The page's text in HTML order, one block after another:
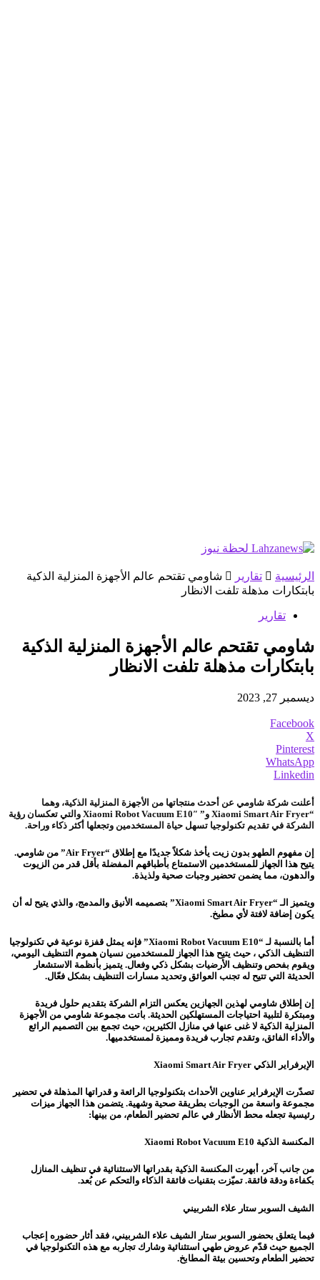
الرئيسية تقارير
شاومي تقتحم عالم الأجهزة المنزلية الذكية
بابتكارات مذهلة تلفت الانظار
تقارير
شاومي تقتحم عالم الأجهزة المنزلية الذكية
بابتكارات مذهلة تلفت الانظار
ديسمبر 27, 2023
Facebook
X
Pinterest
WhatsApp
Linkedin
أعلنت شركة شاومي عن أحدث منتجاتها من الأجهزة المنزلية الذكية، وهما
“Xiaomi Smart Air Fryer و” Xiaomi Robot Vacuum E10″ والتي تعكسان رؤية
الشركة في تقديم تكنولوجيا تسهل حياة المستخدمين وتجعلها أكثر ذكاء وراحة.
إن مفهوم الطهو بدون زيت يأخذ شكلاً جديدًا مع إطلاق “Air Fryer” من شاومي.
يتيح هذا الجهاز للمستخدمين الاستمتاع بأطباقهم المفضلة بأقل قدر من الزيوت
والدهون، مما يضمن تحضير وجبات صحية ولذيذة.
ويتميز الـ “Xiaomi Smart Air Fryer” بتصميمه الأنيق والمدمج، والذي يتيح له أن
يكون إضافة لافتة لأي مطبخ.
أما بالنسبة لـ “Xiaomi Robot Vacuum E10” فإنه يمثل قفزة نوعية في تكنولوجيا
التنظيف الذكي ، حيث يتيح هذا الجهاز للمستخدمين نسيان هموم التنظيف اليومي،
ويقوم بفحص وتنظيف الأرضيات بشكل ذكي وفعال. يتميز بأنظمة الاستشعار
الحديثة التي تتيح له تجنب العوائق وتحديد مسارات التنظيف بشكل فعّال.
إن إطلاق شاومي لهذين الجهازين يعكس التزام الشركة بتقديم حلول فريدة
ومبتكرة لتلبية احتياجات المستهلكين الحديثة. باتت مجموعة شاومي من الأجهزة
المنزلية الذكية لا غنى عنها في منازل الكثيرين، حيث تجمع بين التصميم الرائع
والأداء الفائق، وتقدم تجارب فريدة ومميزة لمستخدميها.
الإيرفراير الذكي Xiaomi Smart Air Fryer
تصدّرت الإيرفراير عناوين الأحداث بتكنولوجيا الرائعة و قدراتها المذهلة في تحضير
مجموعة واسعة من الوجبات بطريقة صحية وشهية. يتضمن هذا الجهاز ميزات
رئيسية تجعله محط الأنظار في عالم تحضير الطعام، من بينها:
المكنسة الذكية Xiaomi Robot Vacuum E10
من جانب آخر، أبهرت المكنسة الذكية بقدراتها الاستثنائية في تنظيف المنازل
بكفاءة ودقة فائقة. تميّزت بتقنيات فائقة الذكاء والتحكم عن بُعد.
الشيف السوبر ستار علاء الشربيني
فيما يتعلق بحضور السوبر ستار الشيف علاء الشربيني، فقد أثار حضوره إعجاب
الجميع حيث قدّم عروض طهي استثنائية وشارك تجاربه مع هذه التكنولوجيا في
تحضير الطعام وتحسين بيئة المطابخ.